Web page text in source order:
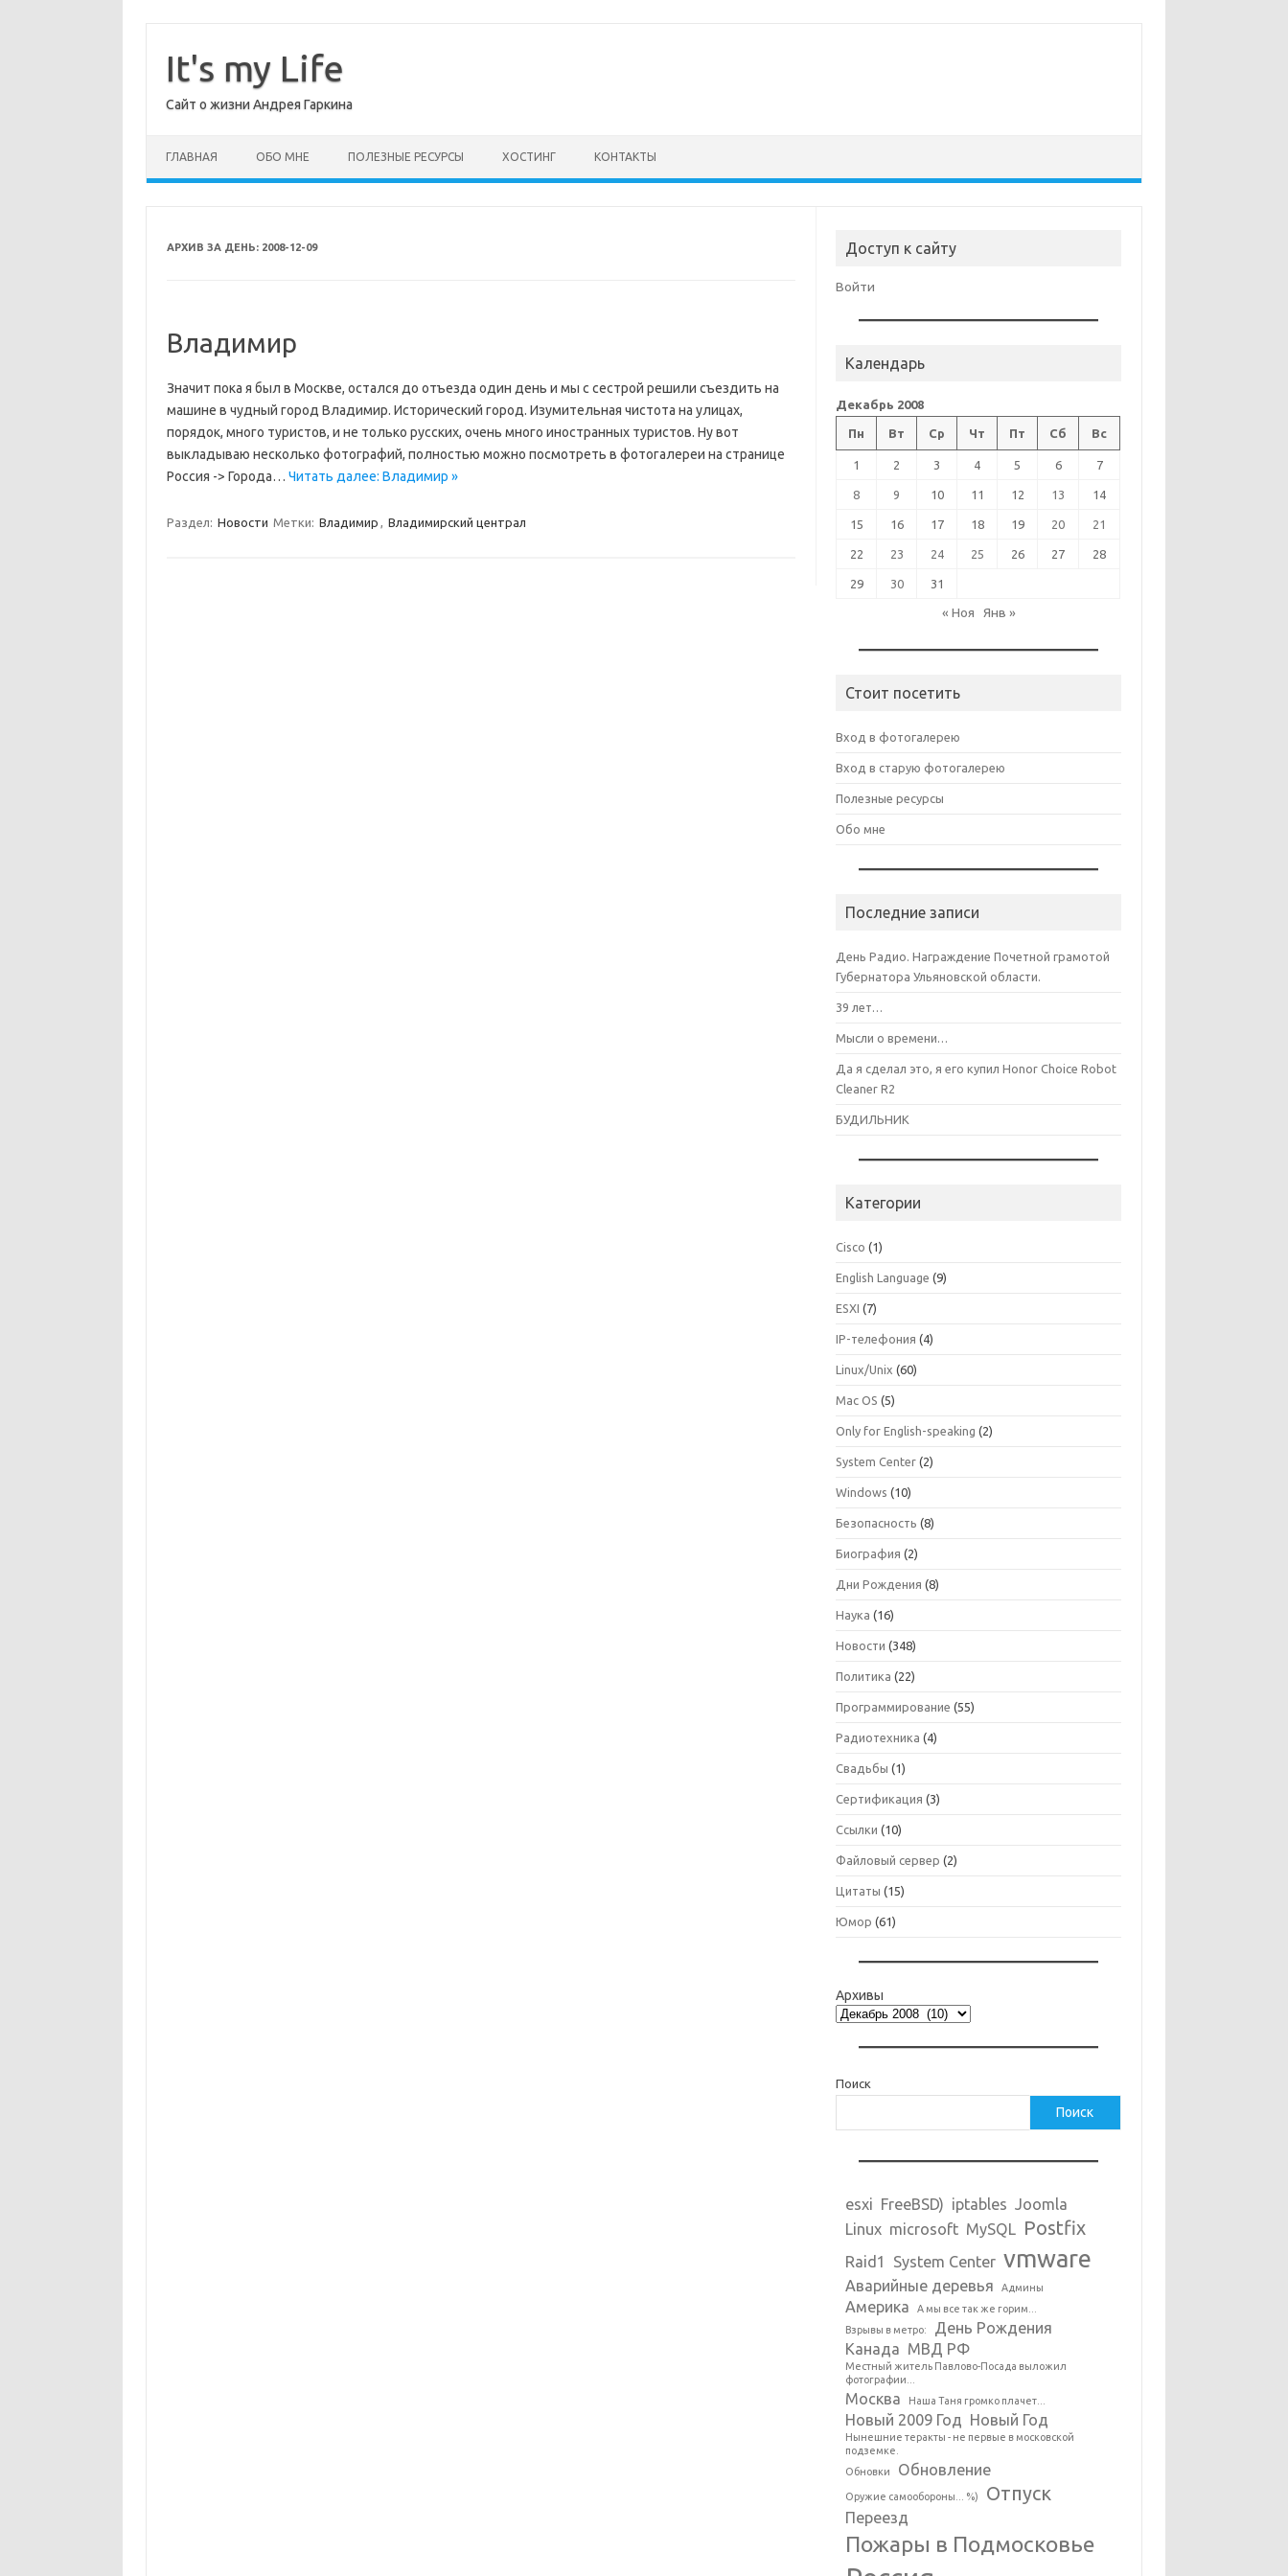
содержимому
It's my Life
Сайт о жизни Андрея Гаркина
ГЛАВНАЯ ОБО МНЕ ПОЛЕЗНЫЕ РЕСУРСЫ ХОСТИНГ КОНТАКТЫ
АРХИВ ЗА ДЕНЬ: 2008-12-09
Владимир
Значит пока я был в Москве, остался до отъезда один день и мы с сестрой решили съездить на
машине в чудный город Владимир. Исторический город. Изумительная чистота на улицах,
порядок, много туристов, и не только русских, очень много иностранных туристов. Ну вот
выкладываю несколько фотографий, полностью можно посмотреть в фотогалереи на странице
Россия -> Города… Читать далее: Владимир »
Раздел: Новости Метки: Владимир , Владимирский централ
Доступ к сайту
Войти
Календарь
Декабрь 2008
Пн Вт Ср Чт Пт Сб Вс
1 2 3 4 5 6 7
8 9 10 11 12 13 14
15 16 17 18 19 20 21
22 23 24 25 26 27 28
29 30 31
« Ноя Янв »
Стоит посетить
Вход в фотогалерею
Вход в старую фотогалерею
Полезные ресурсы
Обо мне
Последние записи
День Радио. Награждение Почетной грамотой
Губернатора Ульяновской области.
39 лет…
Мысли о времени…
Да я сделал это, я его купил Honor Choice Robot
Cleaner R2
БУДИЛЬНИК
Категории
Cisco (1)
English Language (9)
ESXI (7)
IP-телефония (4)
Linux/Unix (60)
Mac OS (5)
Only for English-speaking (2)
System Center (2)
Windows (10)
Безопасность (8)
Биография (2)
Дни Рождения (8)
Наука (16)
Новости (348)
Политика (22)
Программирование (55)
Радиотехника (4)
Свадьбы (1)
Сертификация (3)
Ссылки (10)
Файловый сервер (2)
Цитаты (15)
Юмор (61)
Архивы
Поиск
Поиск
esxi FreeBSD) iptables Joomla
Linux microsoft MySQL Postfix
Raid1 System Center vmware
Аварийные деревья Админы
Америка
А мы все так же горим...
Взрывы в метро:
День Рождения
Канада МВД РФ
Местный житель Павлово-Посада выложил
фотографии...
Москва Наша Таня громко плачет...
Новый 2009 Год Новый Год
Нынешние теракты - не первые в московской
подземке.
Обновки
Обновление
Оружие самообороны... %) Отпуск
Переезд
Пожары в Подмосковье